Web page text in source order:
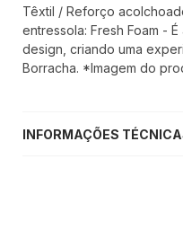
Têxtil / Reforço
entressola: Fresh Foam -
design, criando uma
Borracha. *Imagem do
INFORMAÇÕES